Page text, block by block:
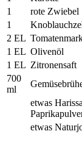
1
rote Zwiebel
1
2 EL
1 EL Olivenöl
1 EL Zitronensaft
700
ml
etwas
etwas